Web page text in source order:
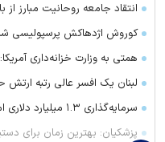
انتقاد جامعه روحانیت مبارز از
کوروش اژدهاکش پرسپولیسی
همتی به وزارت خزانه‌داری
لبنان یک افسر عالی رتبه
سرمایه‌گذاری ۱.۳ میلیارد دلاری امارات برای توسعه ناوگان نفت و گاز
پزشکیان: بهترین زمان برای